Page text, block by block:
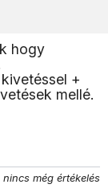
hogy
+
mellé.
nincs még értékelés